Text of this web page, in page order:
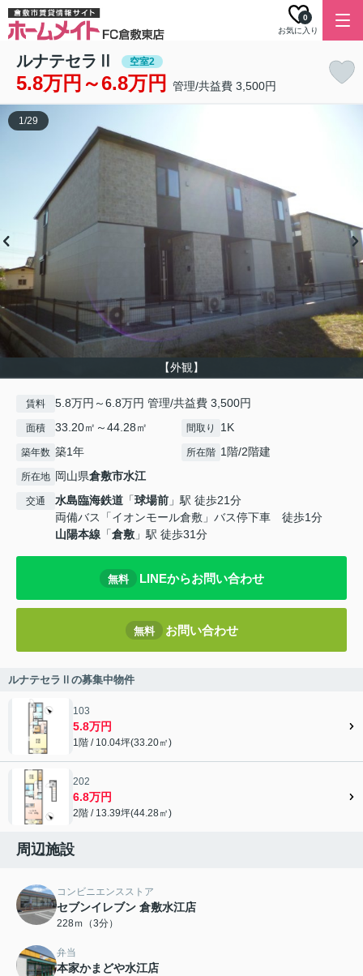
お気に入り
0
ルナテセラⅡ 空室2
5.8万円～6.8万円 管理/共益費 3,500円
【外観】
1/29
賃料 5.8万円～6.8万円 管理/共益費 3,500円
面積 33.20㎡～44.28㎡ 間取り 1K
築年数 築1年 所在階 1階/2階建
所在地 岡山県倉敷市水江
交通 水島臨海鉄道 「球場前 」駅 徒歩21分
両備バス「イオンモール倉敷」バス停下車 徒歩1分
山陽本線 「倉敷 」駅 徒歩31分
無料 LINEからお問い合わせ
無料 お問い合わせ
ルナテセラⅡの募集中物件
103
5.8万円
1階 / 10.04坪(33.20㎡)
202
6.8万円
2階 / 13.39坪(44.28㎡)
周辺施設
コンビニエンスストア
セブンイレブン 倉敷水江店
228ｍ（3分）
弁当
本家かまどや水江店